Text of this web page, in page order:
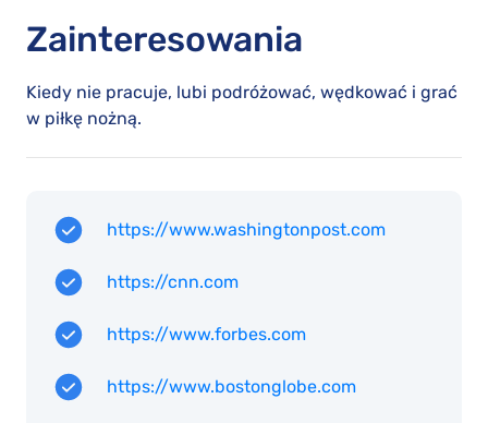
Zainteresowania
Kiedy nie pracuje, lubi podróżować, wędkować i grać
w piłkę nożną.
https://www.washingtonpost.com
https://cnn.com
https://www.forbes.com
https://www.bostonglobe.com